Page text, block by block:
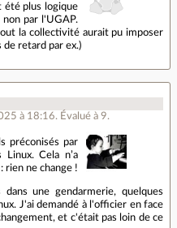
été plus logique
par l'UGAP.
la collectivité aurait pu imposer
de retard par ex.)
à 18:16. Évalué à 9.
préconisés par
Linux. Cela n’a
rien ne change !
une gendarmerie, quelques
J'ai demandé à l'officier en face
et c'était pas loin de ce